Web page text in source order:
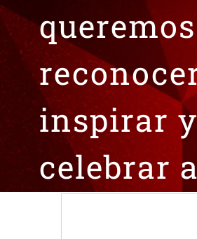
queremos
inspirar y
celebrar
mujeres